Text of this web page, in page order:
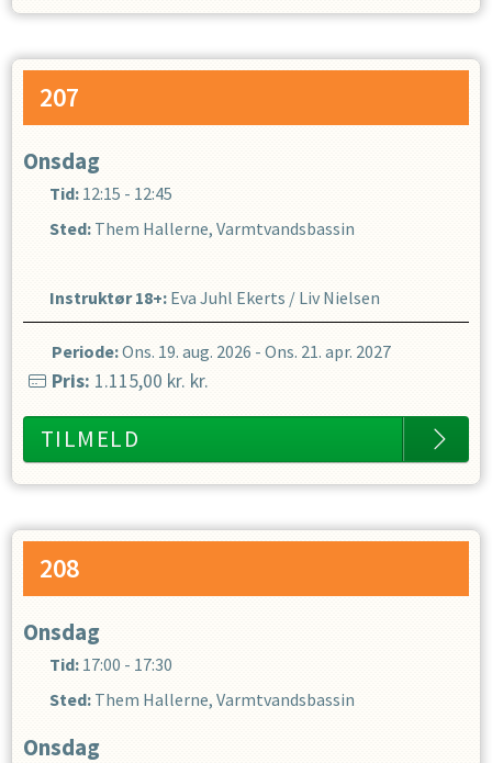
207
Onsdag
Tid: 12:15 - 12:45
Sted: Them Hallerne, Varmtvandsbassin
Instruktør 18+: Eva Juhl Ekerts / Liv Nielsen
Periode:Ons. 19. aug. 2026 - Ons. 21. apr. 2027
Pris: 1.115,00 kr. kr.
TILMELD
208
Onsdag
Tid: 17:00 - 17:30
Sted: Them Hallerne, Varmtvandsbassin
Onsdag